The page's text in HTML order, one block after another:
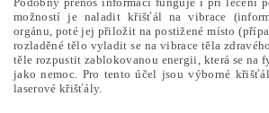
možností je naladit křišťál na vibrace
orgánu, poté jej přiložit na postižené místo
rozladěné tělo vyladit se na vibrace těla
těle rozpustit zablokovanou energii, která se na
jako nemoc. Pro tento účel jsou výborné
laserové křišťály.